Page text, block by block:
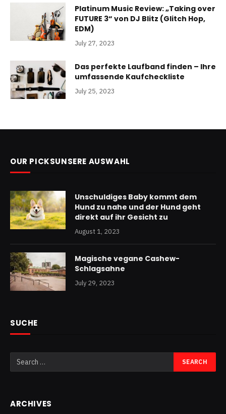
Platinum Music Review: „Taking over
FUTURE 3“ von DJ Blitz (Glitch Hop,
EDM)
July 27, 2023
Das perfekte Laufband finden – Ihre
umfassende Kaufcheckliste
July 25, 2023
OUR PICKSUNSERE AUSWAHL
Unschuldiges Baby kommt dem
Hund zu nahe und der Hund geht
direkt auf ihr Gesicht zu
August 1, 2023
Magische vegane Cashew-
Schlagsahne
July 29, 2023
SUCHE
ARCHIVES